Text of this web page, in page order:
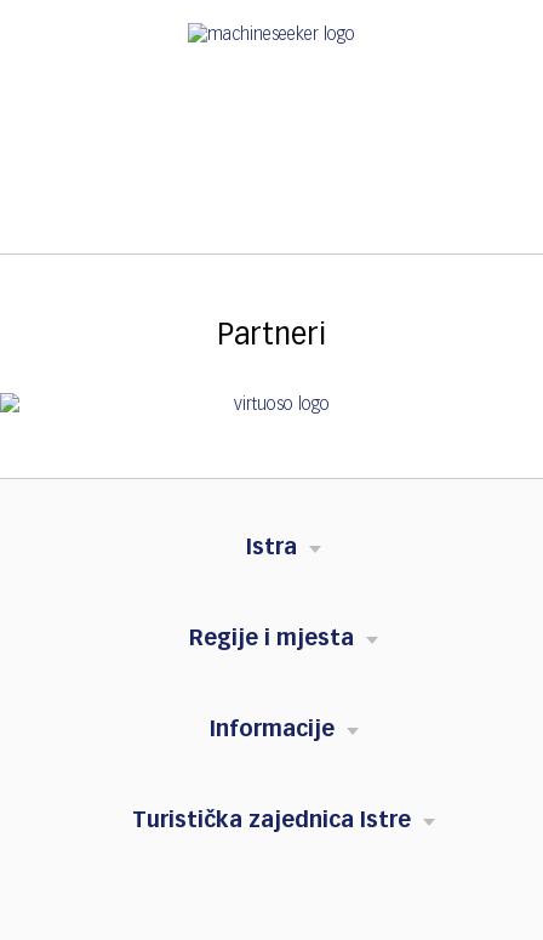
Partneri
Istra
Regije i mjesta
Informacije
Turistička zajednica Istre